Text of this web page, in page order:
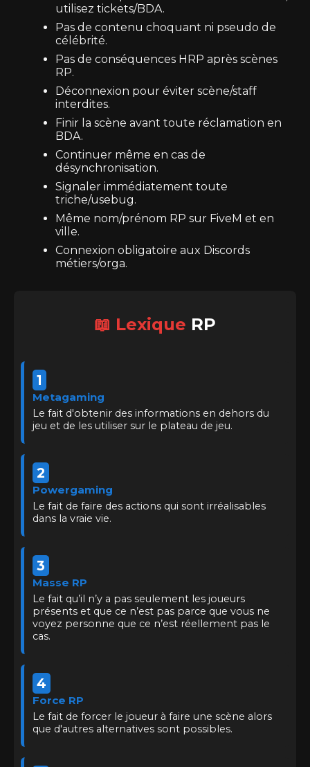
utilisez tickets/BDA.
Pas de contenu choquant ni pseudo de
célébrité.
Pas de conséquences HRP après scènes
RP.
Déconnexion pour éviter scène/staff
interdites.
Finir la scène avant toute réclamation en
BDA.
Continuer même en cas de
désynchronisation.
Signaler immédiatement toute
triche/usebug.
Même nom/prénom RP sur FiveM et en
ville.
Connexion obligatoire aux Discords
métiers/orga.
📖 Lexique RP
1
Metagaming
Le fait d'obtenir des informations en dehors du
jeu et de les utiliser sur le plateau de jeu.
2
Powergaming
Le fait de faire des actions qui sont irréalisables
dans la vraie vie.
3
Masse RP
Le fait qu’il n’y a pas seulement les joueurs
présents et que ce n’est pas parce que vous ne
voyez personne que ce n’est réellement pas le
cas.
4
Force RP
Le fait de forcer le joueur à faire une scène alors
que d'autres alternatives sont possibles.